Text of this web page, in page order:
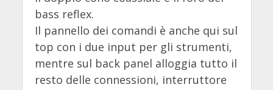
bass reflex.
Il pannello dei comandi è anche qui sul
top con i due input per gli strumenti,
mentre sul back panel alloggia tutto il
resto delle connessioni, interruttore